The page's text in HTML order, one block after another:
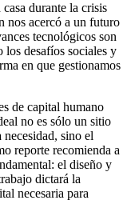
durante la crisis
nos acercó a un futuro
tecnológicos son
los desafíos sociales y
en que gestionamos
de capital humano
no es sólo un sitio
sino el
reporte recomienda a
el diseño y
dictará la
necesaria para